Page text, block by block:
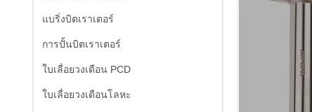
แบริ่งบิตเราเตอร์
การปั้นบิตเราเตอร์
ใบเลื่อยวงเดือน PCD
ใบเลื่อยวงเดือนโลหะ